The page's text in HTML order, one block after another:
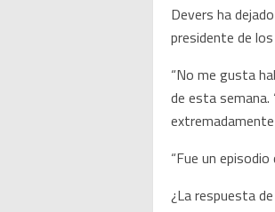
Devers ha
presidente de
“No me gusta
de esta
“Fue un
¿La respuesta